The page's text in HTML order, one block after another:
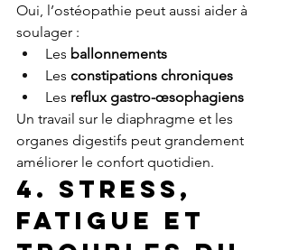
Oui, l’ostéopathie peut aussi aider à
soulager :
Les ballonnements
Les constipations chroniques
Les reflux gastro-œsophagiens
Un travail sur le diaphragme et les
organes digestifs peut grandement
améliorer le confort quotidien.
4. Stress,
fatigue et